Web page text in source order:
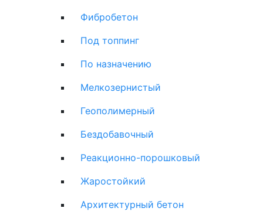
Фибробетон
Под топпинг
По назначению
Мелкозернистый
Геополимерный
Бездобавочный
Реакционно-порошковый
Жаростойкий
Архитектурный бетон